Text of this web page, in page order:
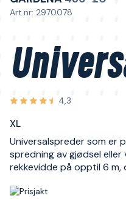
Art.nr: 2970078
4,3
XL
Universalspreder som er
spredning av gjødsel
rekkevidde på opptil 6 m,